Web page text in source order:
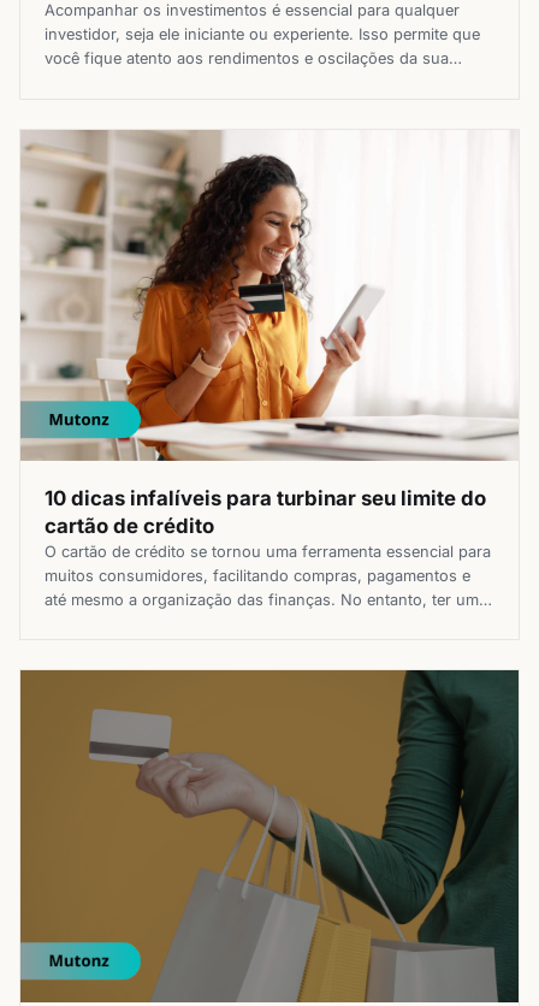
Acompanhar os investimentos é essencial para qualquer
investidor, seja ele iniciante ou experiente. Isso permite que
você fique atento aos rendimentos e oscilações da sua
acompanhar seus investimentos e as notícias de mercado.
Esses aplicativos são […]
10 dicas infalíveis para turbinar seu limite do
cartão de crédito
O cartão de crédito se tornou uma ferramenta essencial para
muitos consumidores, facilitando compras, pagamentos e
até mesmo a organização das finanças. No entanto, ter um
do cartão de crédito, veio ao lugar certo, pois preparamos